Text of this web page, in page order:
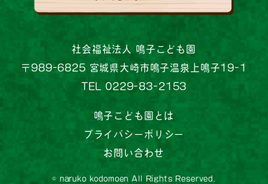
社会福祉法人 鳴子こども園
〒989-6825 宮城県大崎市鳴子温泉上鳴子19-1
TEL 0229-83-2153
鳴子こども園とは
プライバシーポリシー
お問い合わせ
© naruko kodomoen All Rights Reserved.